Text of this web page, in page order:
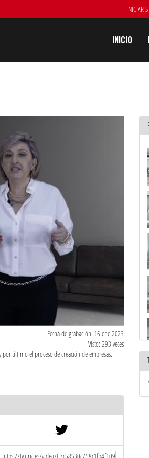
INICIAR
Inicio
Fecha de grabación: 16 ene 2023
Visto: 293 veces
último el proceso de creación de empresas.